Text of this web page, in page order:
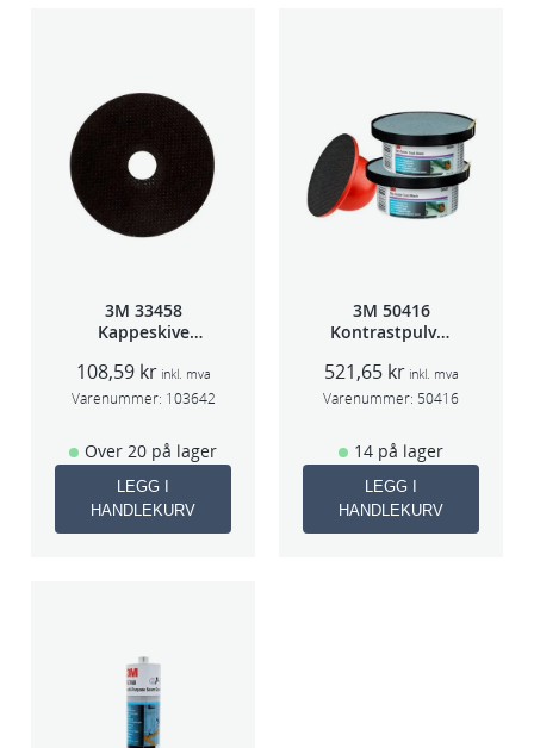
3M 33458
Kappeskive
5stk/pk pris/stk
108,59 kr inkl. mva
Varenummer: 103642
Over 20 på lager
LEGG I
HANDLEKURV
3M 50416
Kontrastpulver
521,65 kr inkl. mva
Varenummer: 50416
14 på lager
LEGG I
HANDLEKURV